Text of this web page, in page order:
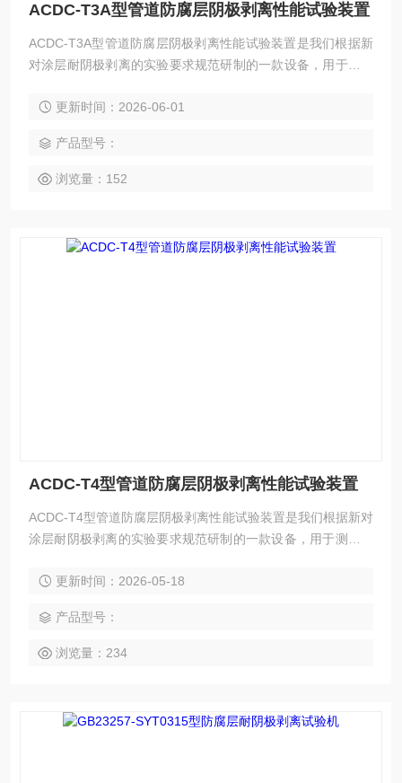
ACDC-T3A型管道防腐层阴极剥离性能试验装置
ACDC-T3A型管道防腐层阴极剥离性能试验装置是我们根据新
对涂层耐阴极剥离的实验要求规范研制的一款设备，用于测试
的试验设备，有机涂层轩劣化和涂层下金属腐蚀导致与金属结
使用寿命及安全,对管道防腐层阴极剥离性能进行了研究,总结
了国内外管道防腐层(主要是环氧粉末和聚乙烯涂层)阴极剥离
更新时间：2026-06-01
产品型号：
浏览量：152
ACDC-T4型管道防腐层阴极剥离性能试验装置
ACDC-T4型管道防腐层阴极剥离性能试验装置是我们根据新对
涂层耐阴极剥离的实验要求规范研制的一款设备，用于测试有
试验设备，有机涂层轩劣化和涂层下金属腐蚀导致与金属结合
用寿命及安全,对管道防腐层阴极剥离性能进行了研究,总结了
国内外管道防腐层(主要是环氧粉末和聚乙烯涂层)阴极剥离性
更新时间：2026-05-18
产品型号：
浏览量：234